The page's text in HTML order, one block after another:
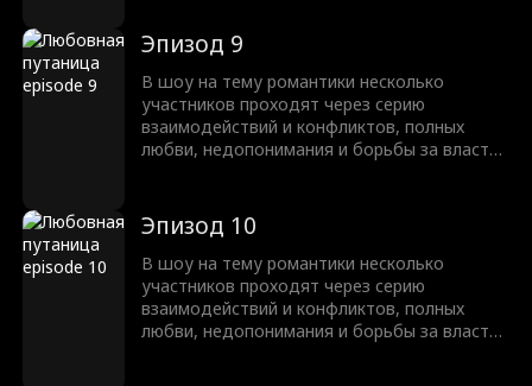
побеждает, когда они счастливо
оказываются вместе.
Эпизод 9
В шоу на тему романтики несколько
участников проходят через серию
взаимодействий и конфликтов, полных
любви, недопонимания и борьбы за власть.
побеждает, когда они счастливо
оказываются вместе.
Эпизод 10
В шоу на тему романтики несколько
участников проходят через серию
взаимодействий и конфликтов, полных
любви, недопонимания и борьбы за власть.